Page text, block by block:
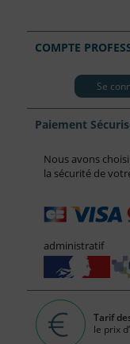
COMPTE
Se
Paiement
Nous avons
la sécurité de
administratif
Tarif
le prix